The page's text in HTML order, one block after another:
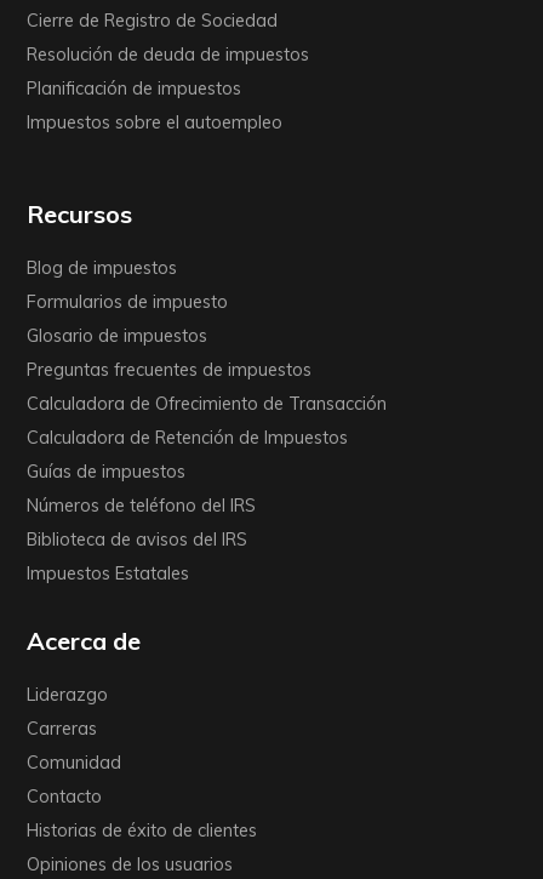
Cierre de Registro de Sociedad
Resolución de deuda de impuestos
Planificación de impuestos
Impuestos sobre el autoempleo
Recursos
Blog de impuestos
Formularios de impuesto
Glosario de impuestos
Preguntas frecuentes de impuestos
Calculadora de Ofrecimiento de Transacción
Calculadora de Retención de Impuestos
Guías de impuestos
Números de teléfono del IRS
Biblioteca de avisos del IRS
Impuestos Estatales
Acerca de
Liderazgo
Carreras
Comunidad
Contacto
Historias de éxito de clientes
Opiniones de los usuarios